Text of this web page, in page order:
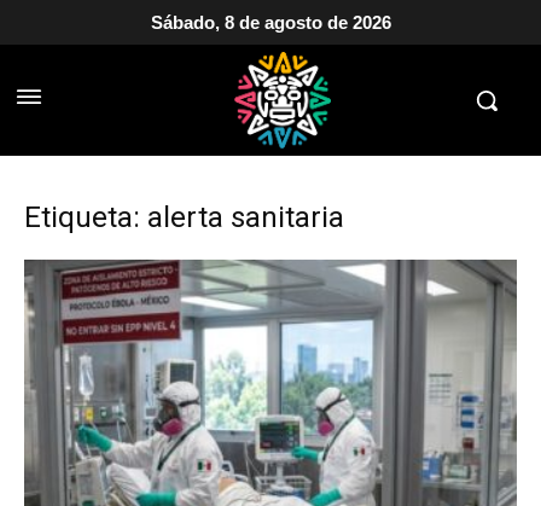
Sábado, 8 de agosto de 2026
Etiqueta: alerta sanitaria